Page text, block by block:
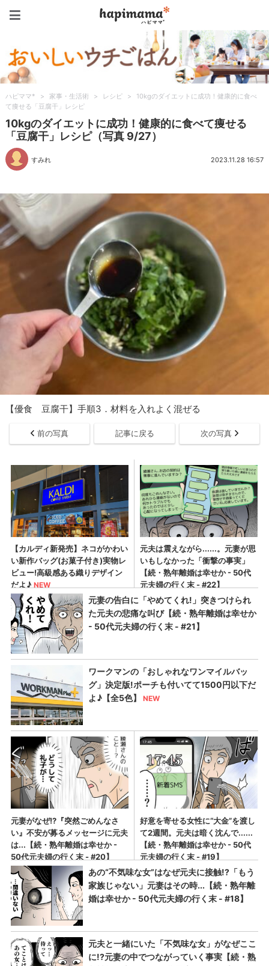
ハピママ* > 家事・生活術 > レシピ >
10kgのダイエットに成功！健康的に食べ
て痩せる「豆腐干」レシピ
10kgのダイエットに成功！健康的に食べて痩せる
「豆腐干」レシピ（写真 9/27）
すみれ 2023.11.28 16:57
【優食 豆腐干】手順3．材料を入れよく混ぜる
前の写真 記事に戻る 次の写真